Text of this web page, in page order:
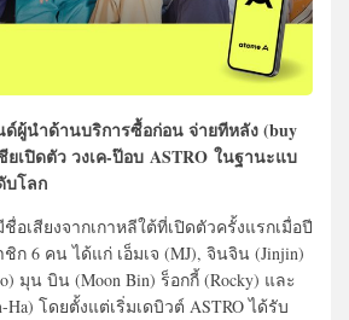
ผู้นำด้านบริการซื้อก่อน จ่ายทีหลัง (buy
ยเปิดตัว วงเค-ป๊อบ ASTRO ในฐานะแบ
บโลก
เสียงจากเกาหลีใต้ที่เปิดตัวครั้งแรกเมื่อปี
ก 6 คน ได้แก่ เอ็มเจ (MJ), จินจิน (Jinjin)
มุน บิน (Moon Bin) ร็อกกี้ (Rocky) และ
โดยตั้งแต่เริ่มเดบิวต์ ASTRO ได้รับ